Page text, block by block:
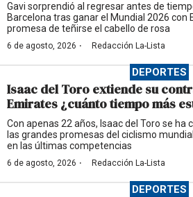
Gavi sorprendió al regresar antes de
Barcelona tras ganar el Mundial 2026 con
promesa de teñirse el cabello de rosa
6 de agosto, 2026 · Redacción La-Lista
DEPORTES
Isaac del Toro extiende su
Emirates ¿cuánto tiempo más
Con apenas 22 años, Isaac del Toro se ha
las grandes promesas del ciclismo
en las últimas competencias
6 de agosto, 2026 · Redacción La-Lista
DEPORTES